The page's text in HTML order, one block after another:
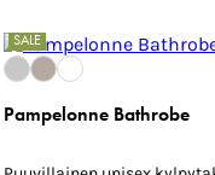
SALE
Pampelonne Bathrobe